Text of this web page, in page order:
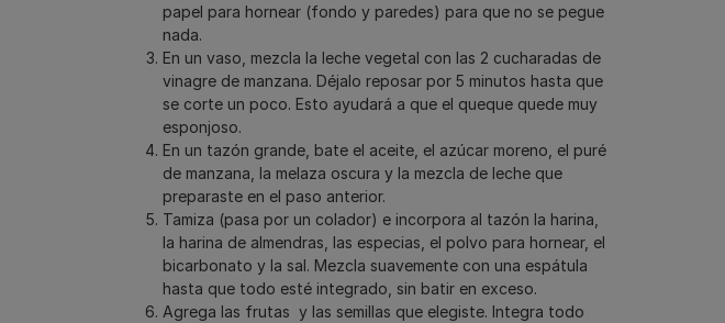
papel para hornear (fondo y paredes) para que no se pegue
nada.
En un vaso, mezcla la leche vegetal con las 2 cucharadas de
vinagre de manzana. Déjalo reposar por 5 minutos hasta que
se corte un poco. Esto ayudará a que el queque quede muy
esponjoso.
En un tazón grande, bate el aceite, el azúcar moreno, el puré
de manzana, la melaza oscura y la mezcla de leche que
preparaste en el paso anterior.
Tamiza (pasa por un colador) e incorpora al tazón la harina,
la harina de almendras, las especias, el polvo para hornear, el
bicarbonato y la sal. Mezcla suavemente con una espátula
hasta que todo esté integrado, sin batir en exceso.
Agrega las frutas y las semillas que elegiste. Integra todo